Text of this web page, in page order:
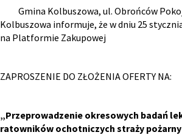
Gmina Kolbuszowa, ul. Obrońców
Kolbuszowa informuje, że w dniu 25
na Platformie Zakupowej
ZAPROSZENIE DO ZŁOŻENIA OFERTY NA:
„Przeprowadzenie okresowych badań
ratowników ochotniczych straży